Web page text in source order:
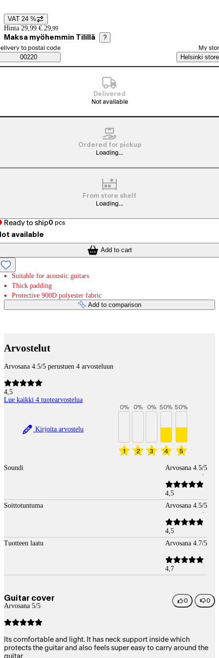
Price details
VAT 24 %
Hinta 29,99 €. 29,99
Maksa myöhemmin Tilillä ?
Saatavuustiedot
order method
to postal code
00220
My
Helsinki store
Delivered
Not available
Ordered for pickup
Loading...
From store shelf
Loading...
Ready to ship0 pcs
available
Add to cart
Suitable for acoustic guitars
Thick padding
Protective 900D polyester fabric
Add to comparison
Arvostelut
Arvosana 4.5/5 perustuen 4 arvosteluun
4,5
Lue kaikki 4 tuotearvostelua
Kirjoita arvostelu
1
0%
2
0%
3
0%
4
50%
5
50%
Soundi Arvosana 4.5/5
4,5
Soittotuntuma
Arvosana 4.5/5
4,5
Tuotteen laatu
Arvosana 4.7/5
4,7
Guitar cover
Arvosana 5/5
0 0
Its comfortable and light. It has neck support inside which
protects the guitar and also feels super easy to carry around the
guitar